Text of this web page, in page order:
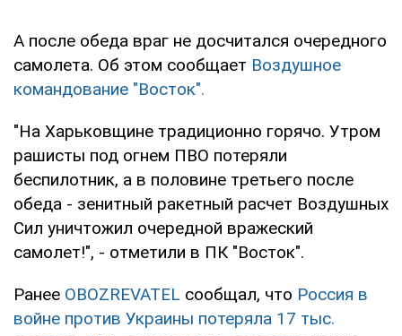
А после обеда враг не досчитался очередного
самолета. Об этом сообщает Воздушное
командование "Восток".
"На Харьковщине традиционно горячо. Утром
рашисты под огнем ПВО потеряли
беспилотник, а в половине третьего после
обеда - зенитный ракетный расчет Воздушных
Сил уничтожил очередной вражеский
самолет!", - отметили в ПК "Восток".
Ранее OBOZREVATEL сообщал, что Россия в
войне против Украины потеряла 17 тыс.